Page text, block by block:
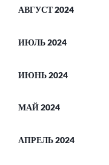
АВГУСТ 2024
ИЮЛЬ 2024
ИЮНЬ 2024
МАЙ 2024
АПРЕЛЬ 2024